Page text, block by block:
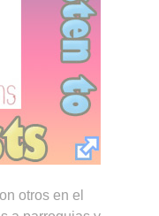
otros en el